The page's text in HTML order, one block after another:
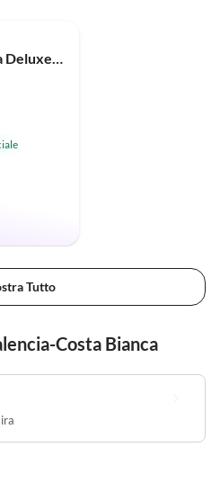
Tutto
Costa Bianca